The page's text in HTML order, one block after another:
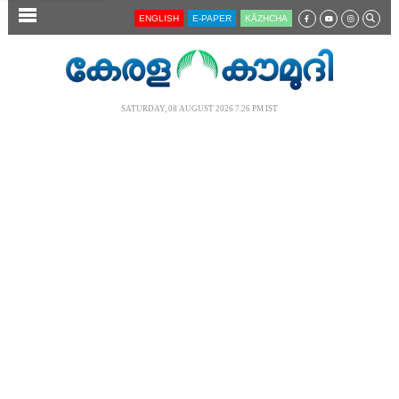
SECTIONS ENGLISH E-PAPER KĀZHCHA
SATURDAY, 08 AUGUST 2026 7.26 PM IST